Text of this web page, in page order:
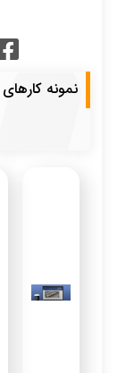
نمونه